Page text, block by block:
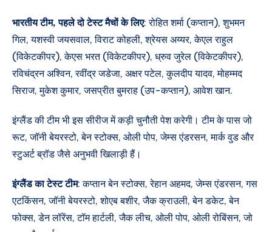
भारतीय टीम, पहले दो टेस्ट मैचों के लिए: रोहित शर्मा (कप्तान), शुभमन
गिल, यशस्वी जयसवाल, विराट कोहली, श्रेयस अय्यर, केएल राहुल
(विकेटकीपर), केएस भरत (विकेटकीपर), ध्रुव जुरेल (विकेटकीपर),
रविचंद्रन अश्विन, रवींद्र जडेजा, अक्षर पटेल, कुलदीप यादव, मोहम्मद
सिराज, मुकेश कुमार, जसप्रीत बुमराह (उप-कप्तान), आवेश खान.
इंग्लैंड की टीम भी इस सीरीज में कड़ी चुनौती पेश करेगी। टीम के पास जो
रूट, जॉनी बेयरस्टो, बेन स्टोक्स, ओली पोप, जेम्स एंडरसन, मार्क वुड और
स्टुअर्ट ब्रॉड जैसे अनुभवी खिलाड़ी हैं।
इंग्लैंड का टेस्ट टीम: कप्तान बेन स्टोक्स, रेहान अहमद, जेम्स एंडरसन, गस
एटकिंसन, जॉनी बेयरस्टो, शोएब बशीर, जैक क्राउली, बेन डकेट, बेन
फोक्स, डेन लॉरेंस, टॉम हार्टली, जैक लीच, ओली पोप, ओली रोबिंसन, जो